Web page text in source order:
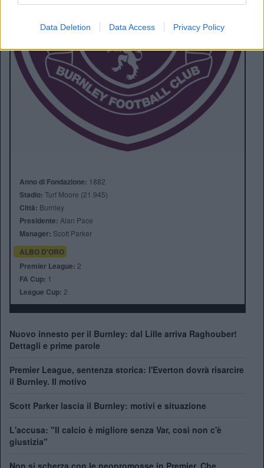
Data Deletion Data Access Privacy Policy
Anno di Fondazione: 1882
Stadio: Turf Moore (21.945)
Città: Burnley
Presidente: Alan Pace
Manager: Scott Parker
ALBO D'ORO
Premier League: 2
FA Cup: 1
League Cup: 2
Nuovo innesto per il Burnley: dal Lille arriva Raghouber!
Dettagli e prime parole
Premier League, sentenza storica: l'Everton dovrà risarcire
il Burnley. Il motivo
Scott Parker lascia il Burnley: motivi e situazione
L'accusa: "Il calcio è migliore senza Var, così non c'è
giustizia"
Non si scherza con le neopromosse in Premier. Che